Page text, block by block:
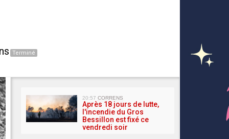
Terminé
20:57 CORRENS
Après 18 jours de lutte,
l'incendie du Gros
Bessillon est fixé ce
vendredi soir